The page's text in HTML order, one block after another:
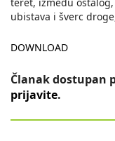
teret, izmedu
ubistava i šverc
DOWNLOAD
Članak dostupan
prijavite.